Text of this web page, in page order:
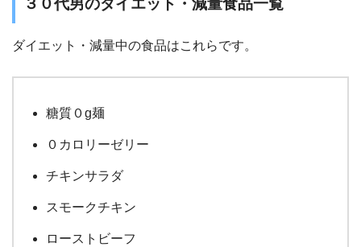
ダイエット・減量中の食品はこれらです。
糖質０g麺
０カロリーゼリー
チキンサラダ
スモークチキン
ローストビーフ